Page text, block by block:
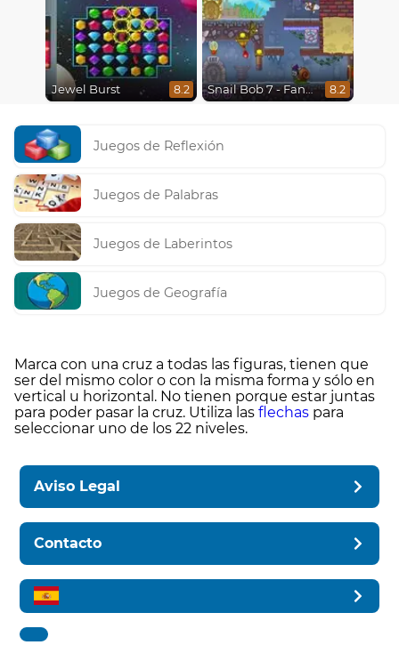
Jewel Burst 8.2 Snail Bob 7 - Fantasy Story 8.2
Juegos de Reflexión
Juegos de Palabras
Juegos de Laberintos
Juegos de Geografía
Marca con una cruz a todas las figuras, tienen que
ser del mismo color o con la misma forma y sólo en
vertical u horizontal. No tienen porque estar juntas
para poder pasar la cruz. Utiliza las flechas para
seleccionar uno de los 22 niveles.
Aviso Legal
Contacto